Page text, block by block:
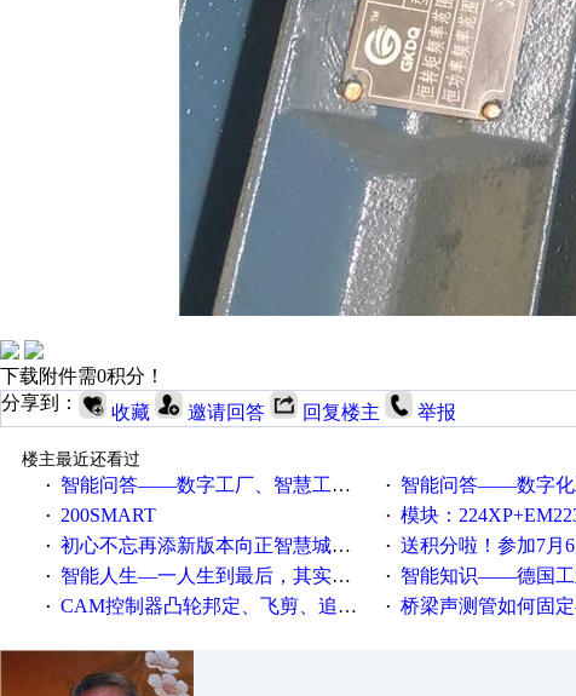
下载附件需0积分！
分享到：
收藏 邀请回答 回复楼主 举报
楼主最近还看过
·
智能问答——数字工厂、智慧工厂和智能制造三者的区别是什么？ · 智能问答——数字化工厂与传统工
· 200SMART · 模块：
· 初心不忘再添新版本向正智慧城市云展厅3.0版亮相 · 送积分啦！参加7月6日菲尼克
· 智能人生—一人生到最后，其实拼的都是人品 · 智能知识——德国工业崛起过程中不
· CAM控制器凸轮邦定、飞剪、追剪等C功能块 · 桥梁声测管如何固定---